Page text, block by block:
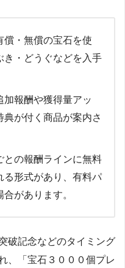
償・無償の宝石を使
き・どうぐなどを入手
加報酬や獲得量アッ
が付く商品が案内さ
との報酬ラインに無料
る形式があり、有料パ
があります。
破記念などのタイミング
、「宝石３０００個プレ